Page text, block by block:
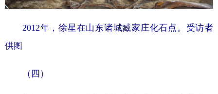
2012年，徐星在山东诸城臧家庄化石点。受访者
供图
（四）